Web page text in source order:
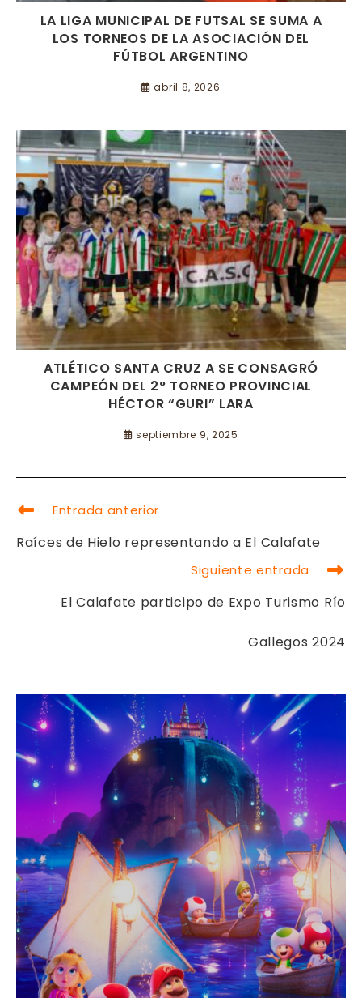
LA LIGA MUNICIPAL DE FUTSAL SE SUMA A
LOS TORNEOS DE LA ASOCIACIÓN DEL
FÚTBOL ARGENTINO
abril 8, 2026
ATLÉTICO SANTA CRUZ A SE CONSAGRÓ
CAMPEÓN DEL 2° TORNEO PROVINCIAL
HÉCTOR “GURI” LARA
septiembre 9, 2025
LEER
ARTÍCULOS
Entrada anterior
Raíces de Hielo representando a El Calafate
Siguiente entrada
El Calafate participo de Expo Turismo Río
Gallegos 2024